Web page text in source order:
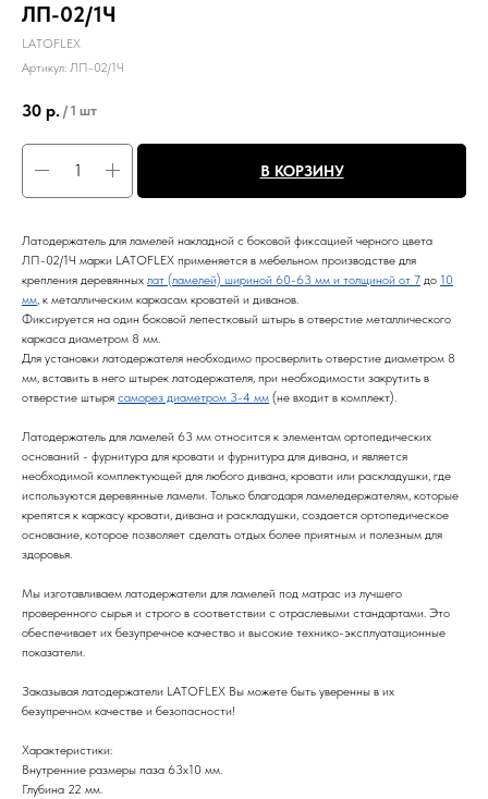
ЛП-02/1Ч
LATOFLEX
Артикул: ЛП-02/1Ч
30 р. / 1 шт
В КОРЗИНУ
Латодержатель для ламелей накладной с боковой фиксацией черного цвета
ЛП-02/1Ч марки LATOFLEX применяется в мебельном производстве для
крепления деревянных лат (ламелей) шириной 60-63 мм и толщиной от 7 до 10
мм, к металлическим каркасам кроватей и диванов.
Фиксируется на один боковой лепестковый штырь в отверстие металлического
каркаса диаметром 8 мм.
Для установки латодержателя необходимо просверлить отверстие диаметром 8
мм, вставить в него штырек латодержателя, при необходимости закрутить в
отверстие штыря саморез диаметром 3-4 мм (не входит в комплект).
Латодержатель для ламелей 63 мм относится к элементам ортопедических
оснований - фурнитура для кровати и фурнитура для дивана, и является
необходимой комплектующей для любого дивана, кровати или раскладушки, где
используются деревянные ламели. Только благодаря ламеледержателям, которые
крепятся к каркасу кровати, дивана и раскладушки, создается ортопедическое
основание, которое позволяет сделать отдых более приятным и полезным для
здоровья.
Мы изготавливаем латодержатели для ламелей под матрас из лучшего
проверенного сырья и строго в соответствии с отраслевыми стандартами. Это
обеспечивает их безупречное качество и высокие технико-эксплуатационные
показатели.
Заказывая латодержатели LATOFLEX Вы можете быть уверенны в их
безупречном качестве и безопасности!
Характеристики:
Внутренние размеры паза 63х10 мм.
Глубина 22 мм.